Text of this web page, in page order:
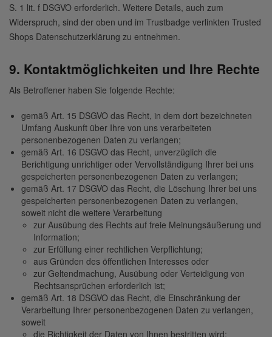
S. 1 lit. f DSGVO erforderlich. Weitere Details, auch zum
Widerspruch, sind der oben und im Trustbadge verlinkten Trusted
Shops Datenschutzerklärung zu entnehmen.
9. Kontaktmöglichkeiten und Ihre Rechte
Als Betroffener haben Sie folgende Rechte:
gemäß Art. 15 DSGVO das Recht, in dem dort bezeichneten
Umfang Auskunft über Ihre von uns verarbeiteten
personenbezogenen Daten zu verlangen;
gemäß Art. 16 DSGVO das Recht, unverzüglich die
Berichtigung unrichtiger oder Vervollständigung Ihrer bei uns
gespeicherten personenbezogenen Daten zu verlangen;
gemäß Art. 17 DSGVO das Recht, die Löschung Ihrer bei uns
gespeicherten personenbezogenen Daten zu verlangen,
soweit nicht die weitere Verarbeitung
zur Ausübung des Rechts auf freie Meinungsäußerung und
Information;
zur Erfüllung einer rechtlichen Verpflichtung;
aus Gründen des öffentlichen Interesses oder
zur Geltendmachung, Ausübung oder Verteidigung von
Rechtsansprüchen erforderlich ist;
gemäß Art. 18 DSGVO das Recht, die Einschränkung der
Verarbeitung Ihrer personenbezogenen Daten zu verlangen,
soweit
die Richtigkeit der Daten von Ihnen bestritten wird;